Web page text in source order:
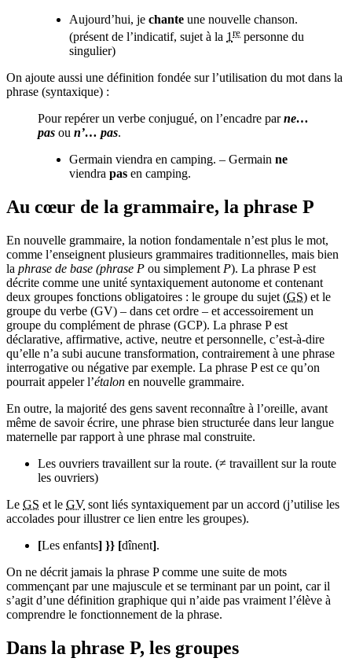
Aujourd’hui, je chante une nouvelle chanson.
(présent de l’indicatif, sujet à la 1 re personne du
singulier)
On ajoute aussi une définition fondée sur l’utilisation du mot dans la
phrase (syntaxique) :
Pour repérer un verbe conjugué, on l’encadre parne…
pas ou n’… pas.
Germain viendra en camping. – Germain ne
viendra pas en camping.
Au cœur de la grammaire, la phrase P
En nouvelle grammaire, la notion fondamentale n’est plus le mot,
comme l’enseignent plusieurs grammaires traditionnelles, mais bien
la phrase de base (phrase P ou simplement P). La phrase P est
décrite comme une unité syntaxiquement autonome et contenant
deux groupes fonctions obligatoires : le groupe du sujet (GS) et le
groupe du verbe (GV) – dans cet ordre – et accessoirement un
groupe du complément de phrase (GCP). La phrase P est
déclarative, affirmative, active, neutre et personnelle, c’est-à-dire
qu’elle n’a subi aucune transformation, contrairement à une phrase
interrogative ou négative par exemple. La phrase P est ce qu’on
pourrait appeler l’étalon en nouvelle grammaire.
En outre, la majorité des gens savent reconnaître à l’oreille, avant
même de savoir écrire, une phrase bien structurée dans leur langue
maternelle par rapport à une phrase mal construite.
Les ouvriers travaillent sur la route. (≠ travaillent sur la route
les ouvriers)
Le GS et le GV sont liés syntaxiquement par un accord (j’utilise les
accolades pour illustrer ce lien entre les groupes).
[Les enfants] }} [dînent].
On ne décrit jamais la phrase P comme une suite de mots
commençant par une majuscule et se terminant par un point, car il
s’agit d’une définition graphique qui n’aide pas vraiment l’élève à
comprendre le fonctionnement de la phrase.
Dans la phrase P, les groupes